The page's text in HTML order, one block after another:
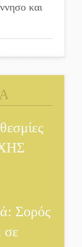
και
Σπάρτης;
στην
Σορός
σε